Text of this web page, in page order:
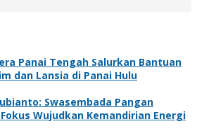
Panai Tengah Salurkan Bantuan
dan Lansia di Panai Hulu
Swasembada Pangan
Wujudkan Kemandirian Energi